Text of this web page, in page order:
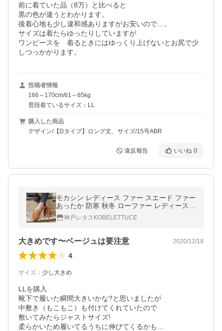
前に着ていた品（8万）と比べると
黒の色が違うとわかります。
後着心地も少し違和感ありますがお安いので…。
サイズは着たらゆったりしていますが
ワンピースを゙着るときにはゆっくり上げないとお尻で少
しつっかかります。
投稿者情報
166～170cm/61～65kg
普段着ているサイズ：LL
購入した商品
デザイン/【Dタイプ】ロング丈、サイズ/15号ABR
違反報告 いいね 0
モカシン レディース ファー スエード ファー
あったか 防寒 秋冬 ローファー レディース
シューズ H54H
神戸レタスKOBELETTUCE
大きめです〜ベージュは要注意 2020/12/18
4
サイズ ： 少し大きめ
LLを購入
靴下で履いた瞬間大きいかな?と思いましたが
中敷き（もこもこ）も付けてくれていたので
敷いてみたらジャストサイズ!
柔らかいため履いてるうちに伸びてくるかも…